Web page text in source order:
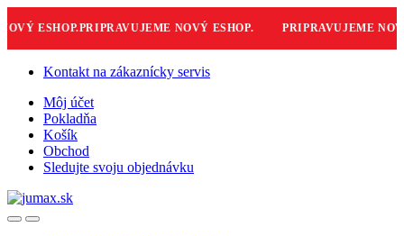
ESHOP.PRIPRAVUJEME NOVÝ ESHOP. PRIPRAVUJEME NOVÝ
Skip
navigation
Skip
content
Kontakt na zákaznícky servis
Môj účet
Pokladňa
Košík
Obchod
Sledujte svoju objednávku